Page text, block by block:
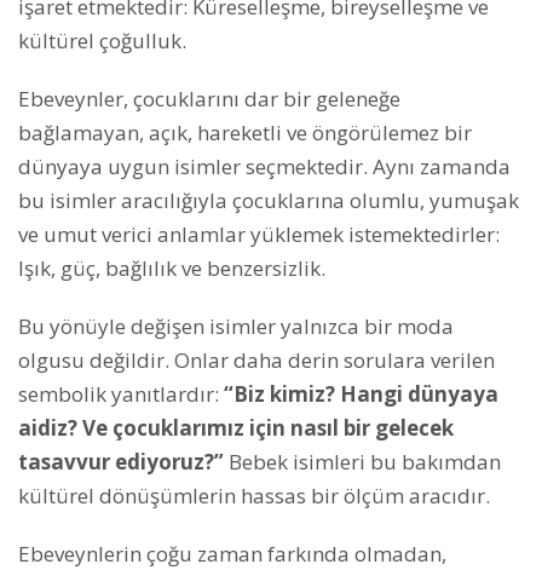
işaret etmektedir: Küreselleşme, bireyselleşme ve
kültürel çoğulluk.
Ebeveynler, çocuklarını dar bir geleneğe
bağlamayan, açık, hareketli ve öngörülemez bir
dünyaya uygun isimler seçmektedir. Aynı zamanda
bu isimler aracılığıyla çocuklarına olumlu, yumuşak
ve umut verici anlamlar yüklemek istemektedirler:
Işık, güç, bağlılık ve benzersizlik.
Bu yönüyle değişen isimler yalnızca bir moda
olgusu değildir. Onlar daha derin sorulara verilen
sembolik yanıtlardır: “Biz kimiz? Hangi dünyaya
aidiz? Ve çocuklarımız için nasıl bir gelecek
tasavvur ediyoruz?” Bebek isimleri bu bakımdan
kültürel dönüşümlerin hassas bir ölçüm aracıdır.
Ebeveynlerin çoğu zaman farkında olmadan,